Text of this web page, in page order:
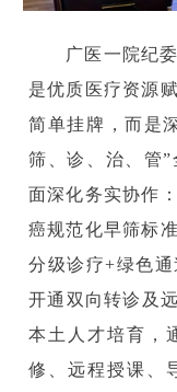
广医一院纪
是优质医疗资源
简单挂牌，而是
筛、诊、治、管
面深化务实协作
癌规范化早筛标
分级诊疗+绿色
开通双向转诊及
本土人才培育，
修、远程授课、